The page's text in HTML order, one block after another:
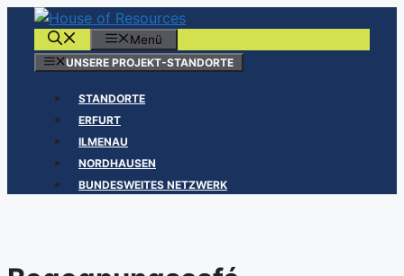
Zum
springen
Menü
UNSERE PROJEKT-STANDORTE
STANDORTE
ERFURT
ILMENAU
NORDHAUSEN
BUNDESWEITES NETZWERK